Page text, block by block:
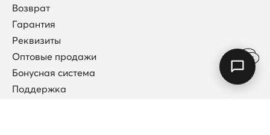
Возврат
Гарантия
Реквизиты
Оптовые продажи
Бонусная система
Поддержка